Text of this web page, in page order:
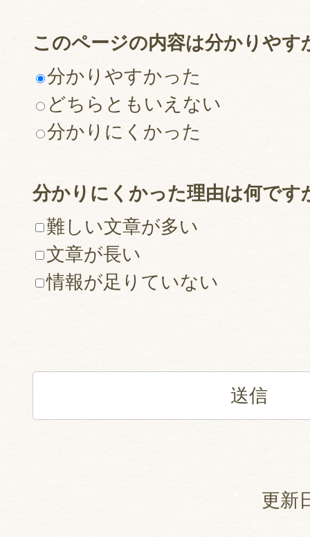
このページの内容は分かりやす
分かりやすかった
どちらともいえない
分かりにくかった
分かりにくかった理由は何です
難しい文章が多い
文章が長い
情報が足りていない
更新